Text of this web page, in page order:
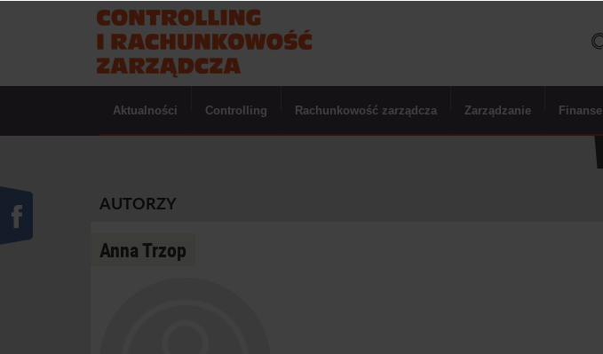
Aktualności Controlling Rachunkowość zarządcza Zarządzanie Finanse
AUTORZY
Anna Trzop